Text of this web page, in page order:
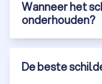
Wanneer het
onderhouden?
De beste